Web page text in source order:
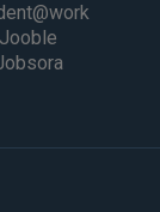
Jooble